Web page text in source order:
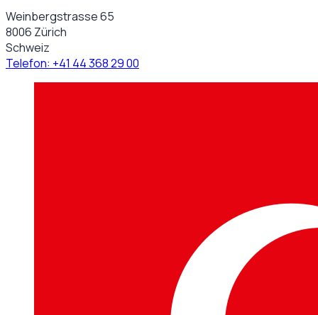
Weinbergstrasse 65
8006 Zürich
Schweiz
Telefon: +41 44 368 29 00